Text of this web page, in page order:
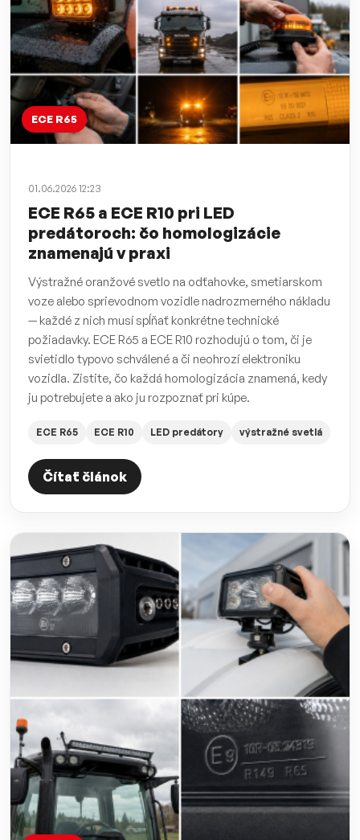
ECE R65
01.06.2026 12:23
ECE R65 a ECE R10 pri LED
predátoroch: čo homologizácie
znamenajú v praxi
Výstražné oranžové svetlo na odťahovke, smetiarskom
voze alebo sprievodnom vozidle nadrozmerného nákladu
— každé z nich musí spĺňať konkrétne technické
požiadavky. ECE R65 a ECE R10 rozhodujú o tom, či je
svietidlo typovo schválené a či neohrozí elektroniku
vozidla. Zistite, čo každá homologizácia znamená, kedy
ju potrebujete a ako ju rozpoznať pri kúpe.
ECE R65 ECE R10 LED predátory výstražné svetlá
Čítať článok